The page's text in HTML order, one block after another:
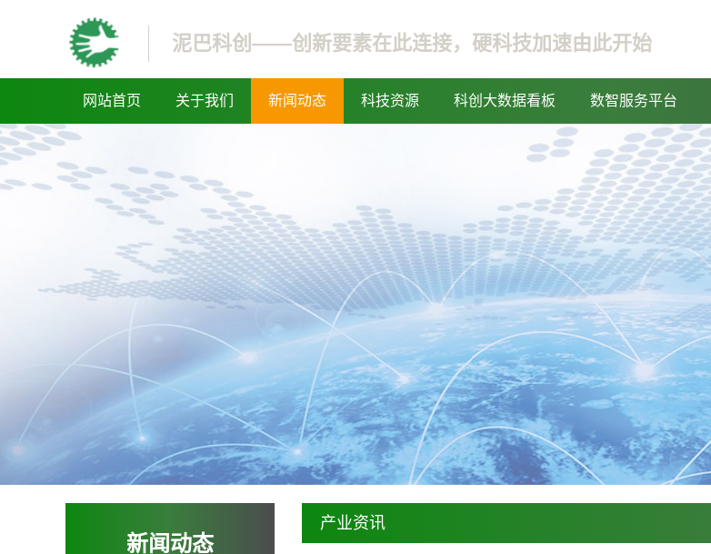
泥巴科创——创新要素在此连接，硬科技加速由此开始
网站首页 关于我们 新闻动态 科技资源 科创大数据看板 数智服务平台
新闻动态
产业资讯